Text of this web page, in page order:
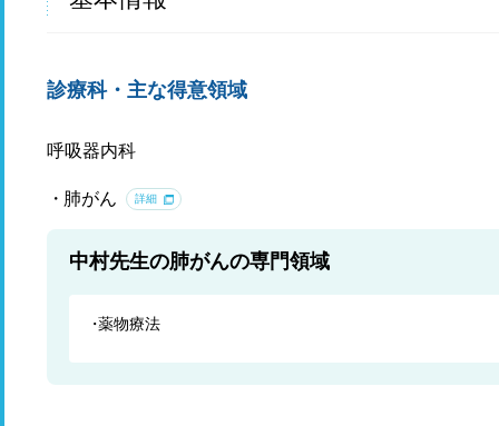
診療科・主な得意領域
呼吸器内科
肺がん 詳細
中村先生の肺がんの専門領域
薬物療法